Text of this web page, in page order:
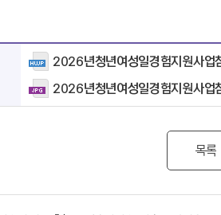
2026년청년여성일경험지원사
2026년청년여성일경험지원사업
목록